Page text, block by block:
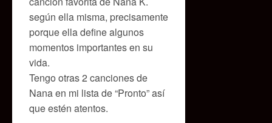
según ella misma, precisamente
porque ella define algunos
momentos importantes en su
vida.
Tengo otras 2 canciones de
Nana en mi lista de “Pronto” así
que estén atentos.